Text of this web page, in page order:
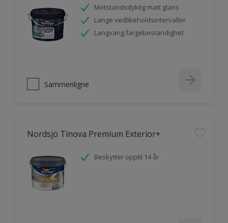
Motstandsdyktig matt glans
Lange vedlikeholdsintervaller
Langvarig fargebestandighet
Sammenligne
Nordsjö Tinova Premium Exterior+
Beskytter opptil 14 år